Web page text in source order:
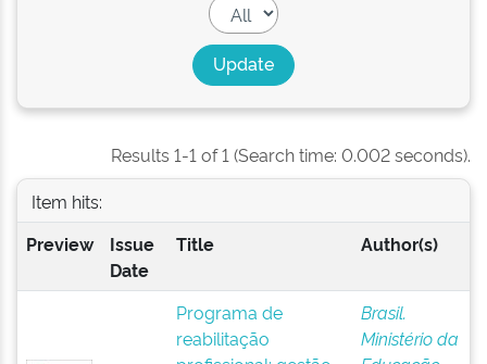
Results 1-1 of 1 (Search time: 0.002 seconds).
Item hits:
Preview
Issue
Date
Title Author(s)
Programa de
reabilitação
Brasil.
Ministério da